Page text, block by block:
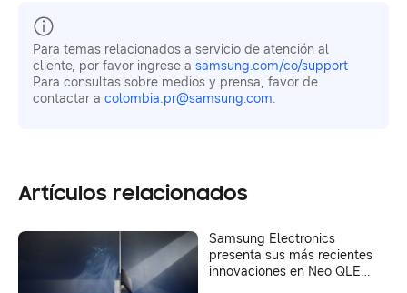
Para temas relacionados a servicio de atención al
cliente, por favor ingrese a samsung.com/co/support
Para consultas sobre medios y prensa, favor de
contactar a colombia.pr@samsung.com.
Artículos relacionados
Samsung Electronics
presenta sus más recientes
innovaciones en Neo QLED